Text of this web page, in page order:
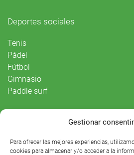
Gestionar
Para ofrecer las mejores experiencias,
cookies para almacenar y/o acceder a la
Deportes sociales
Tenis
Pádel
Fútbol
Gimnasio
Paddle surf
Agenda